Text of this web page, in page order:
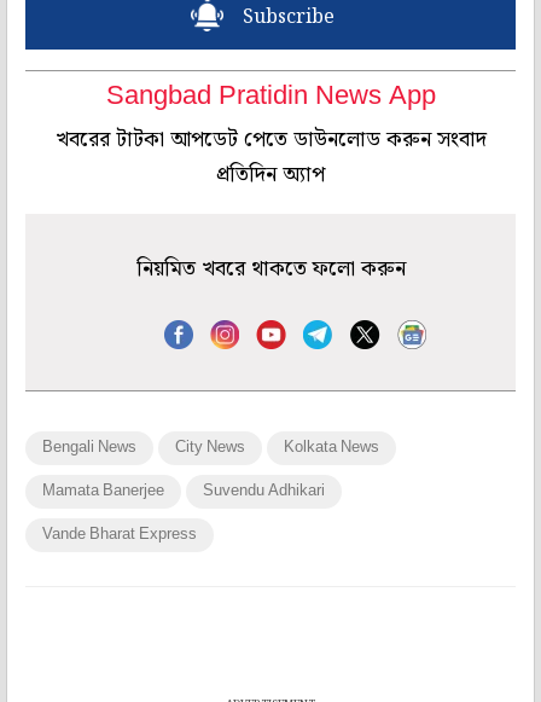
Subscribe
Sangbad Pratidin News App
খবরের টাটকা আপডেট পেতে ডাউনলোড করুন সংবাদ
প্রতিদিন অ্যাপ
নিয়মিত খবরে থাকতে ফলো করুন
Bengali News City News Kolkata News
Mamata Banerjee Suvendu Adhikari
Vande Bharat Express